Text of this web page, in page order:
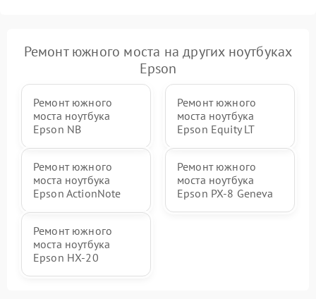
Ремонт южного моста на других ноутбуках
Epson
Ремонт южного
моста ноутбука
Epson NB
Ремонт южного
моста ноутбука
Epson Equity LT
Ремонт южного
моста ноутбука
Epson ActionNote
Ремонт южного
моста ноутбука
Epson PX-8 Geneva
Ремонт южного
моста ноутбука
Epson HX-20